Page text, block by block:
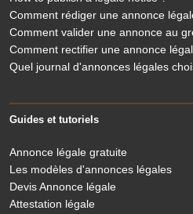
Comment rédiger une annonce
Comment valider une annonce au
Comment rectifier une annonce
Quel journal d'annonces légales
Guides et tutoriels
Annonce légale gratuite
Les modèles d'annonces légales
Devis Annonce légale
Attestation légale